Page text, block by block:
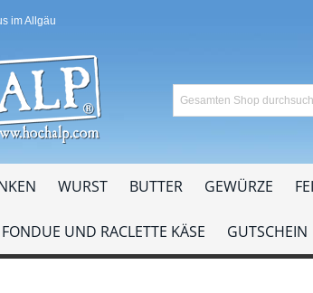
im Allgäu
WURST BUTTER GEWÜRZE
FONDUE UND RACLETTE KÄSE GUTSCHEIN